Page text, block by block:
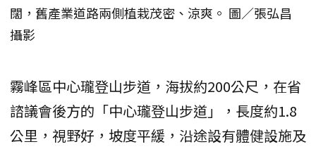
闊，舊產業道路兩側植栽茂密、涼爽。 圖／張弘昌
攝影
霧峰區中心瓏登山步道，海拔約200公尺，在省
諮議會後方的「中心瓏登山步道」，長度約1.8
公里，視野好，坡度平緩，沿途設有體健設施及